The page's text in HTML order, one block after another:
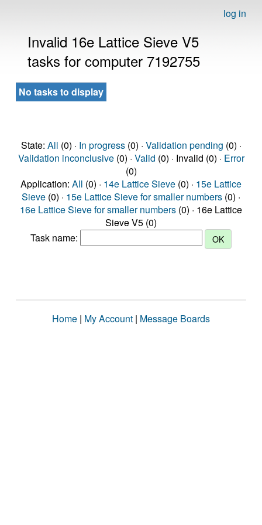
log in
Invalid 16e Lattice Sieve V5
tasks for computer 7192755
No tasks to display
State: All (0) · In progress(0) · Validation pending (0) ·
Validation inconclusive(0) · Valid (0) · Invalid (0) · Error
(0)
Application: All (0) · 14e Lattice Sieve (0) · 15e Lattice
Sieve (0) · 15e Lattice Sieve for smaller numbers (0) ·
16e Lattice Sieve for smaller numbers (0) · 16e Lattice
Sieve V5 (0)
Task name:
Home | My Account | Message Boards